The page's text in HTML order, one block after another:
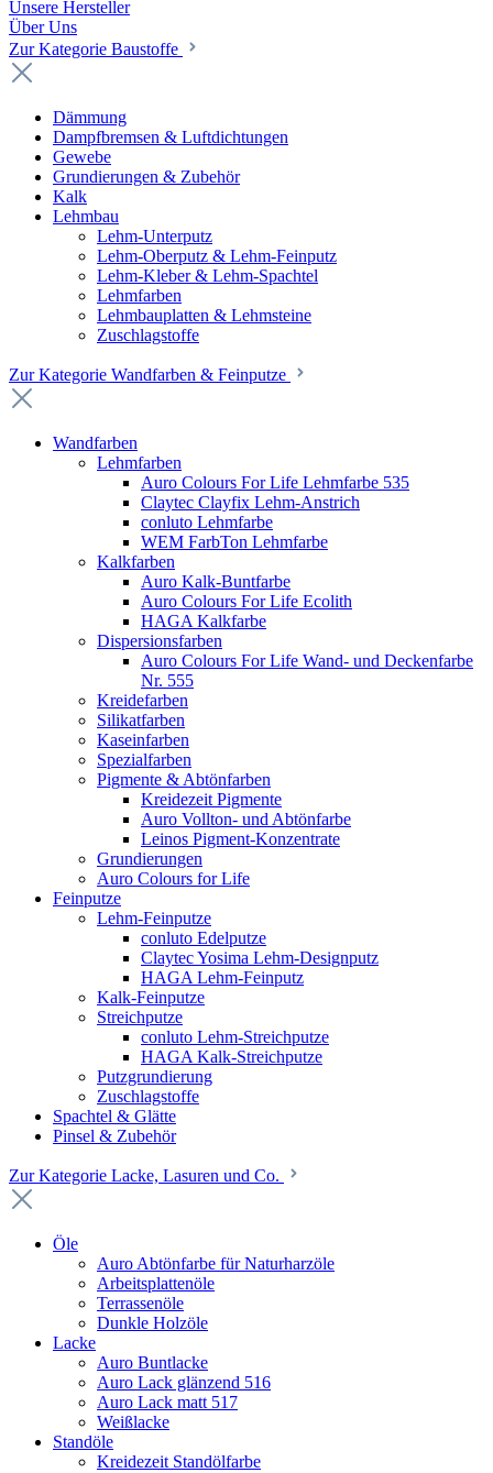
Unsere Hersteller
Über Uns
Zur Kategorie Baustoffe
Dämmung
Dampfbremsen & Luftdichtungen
Gewebe
Grundierungen & Zubehör
Kalk
Lehmbau
Lehm-Unterputz
Lehm-Oberputz & Lehm-Feinputz
Lehm-Kleber & Lehm-Spachtel
Lehmfarben
Lehmbauplatten & Lehmsteine
Zuschlagstoffe
Zur Kategorie Wandfarben & Feinputze
Wandfarben
Lehmfarben
Auro Colours For Life Lehmfarbe 535
Claytec Clayfix Lehm-Anstrich
conluto Lehmfarbe
WEM FarbTon Lehmfarbe
Kalkfarben
Auro Kalk-Buntfarbe
Auro Colours For Life Ecolith
HAGA Kalkfarbe
Dispersionsfarben
Auro Colours For Life Wand- und Deckenfarbe
Nr. 555
Kreidefarben
Silikatfarben
Kaseinfarben
Spezialfarben
Pigmente & Abtönfarben
Kreidezeit Pigmente
Auro Vollton- und Abtönfarbe
Leinos Pigment-Konzentrate
Grundierungen
Auro Colours for Life
Feinputze
Lehm-Feinputze
conluto Edelputze
Claytec Yosima Lehm-Designputz
HAGA Lehm-Feinputz
Kalk-Feinputze
Streichputze
conluto Lehm-Streichputze
HAGA Kalk-Streichputze
Putzgrundierung
Zuschlagstoffe
Spachtel & Glätte
Pinsel & Zubehör
Zur Kategorie Lacke, Lasuren und Co.
Öle
Auro Abtönfarbe für Naturharzöle
Arbeitsplattenöle
Terrassenöle
Dunkle Holzöle
Lacke
Auro Buntlacke
Auro Lack glänzend 516
Auro Lack matt 517
Weißlacke
Standöle
Kreidezeit Standölfarbe